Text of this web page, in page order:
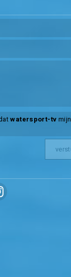
watersport-tv mijn